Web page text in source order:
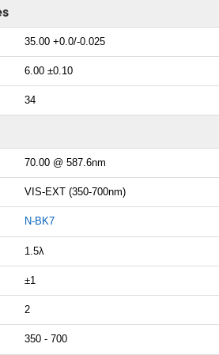
35.00 +0.0/-0.025
6.00 ±0.10
34
70.00 @ 587.6nm
VIS-EXT (350-700nm)
N-BK7
1.5λ
±1
2
350 - 700